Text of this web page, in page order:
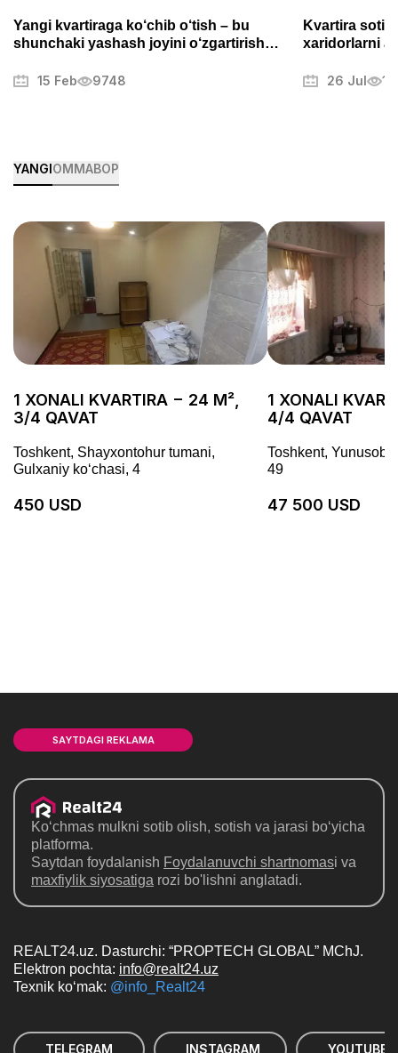
Yangi kvartiraga ko‘chib o‘tish – bu
shunchaki yashash joyini o‘zgartirish
qiladigan muhim bosqichdir. Bu jarayon
qanday samarali tashkil qilish, ortiqcha
xavotirlardan qochish va yangi uyingizga
15 Feb 9748
Kvartira
xaridorlarni
26 Jul
YANGIOMMABOP
1 XONALI KVARTIRA − 24 M²,
3/4 QAVAT
Toshkent, Shayxontohur tumani,
Gulxaniy koʻchasi, 4
450 USD
1 XONALI
4/4 QAVAT
Toshkent,
49
47 500 USD
SAYTDAGI REKLAMA
Ko‘chmas mulkni sotib olish, sotish va jarasi bo‘yicha
platforma.
Saytdan foydalanish Foydalanuvchi shartnomasi va
maxfiylik siyosatiga rozi bo'lishni anglatadi.
REALT24.uz. Dasturchi: “PROPTECH GLOBAL” MChJ.
Elektron pochta: info@realt24.uz
Texnik ko‘mak: @info_Realt24
TELEGRAM INSTAGRAM YOUTUBE